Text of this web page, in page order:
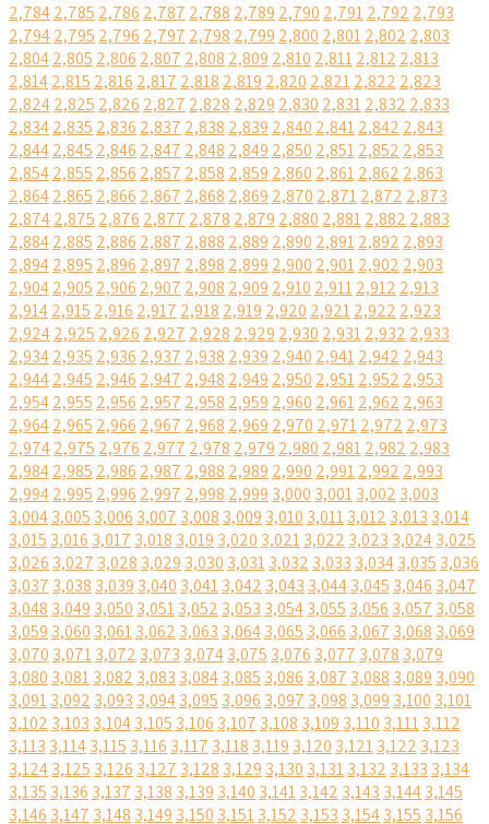
2,7842,785 2,786 2,787 2,788 2,789 2,790 2,7912,792 2,793
2,7942,795 2,796 2,797 2,798 2,799 2,800 2,8012,802 2,803
2,8042,805 2,806 2,807 2,808 2,809 2,810 2,8112,812 2,813
2,8142,815 2,816 2,817 2,818 2,819 2,820 2,8212,822 2,823
2,8242,825 2,826 2,827 2,828 2,829 2,830 2,8312,832 2,833
2,8342,835 2,836 2,837 2,838 2,839 2,840 2,8412,842 2,843
2,8442,845 2,846 2,847 2,848 2,849 2,850 2,8512,852 2,853
2,8542,855 2,856 2,857 2,858 2,859 2,860 2,8612,862 2,863
2,8642,865 2,866 2,867 2,868 2,869 2,870 2,8712,872 2,873
2,8742,875 2,876 2,877 2,878 2,879 2,880 2,8812,882 2,883
2,8842,885 2,886 2,887 2,888 2,889 2,890 2,8912,892 2,893
2,8942,895 2,896 2,897 2,898 2,899 2,900 2,9012,902 2,903
2,9042,905 2,906 2,907 2,908 2,909 2,910 2,9112,912 2,913
2,9142,915 2,916 2,917 2,918 2,919 2,920 2,9212,922 2,923
2,9242,925 2,926 2,927 2,928 2,929 2,930 2,9312,932 2,933
2,9342,935 2,936 2,937 2,938 2,939 2,940 2,9412,942 2,943
2,9442,945 2,946 2,947 2,948 2,949 2,950 2,9512,952 2,953
2,9542,955 2,956 2,957 2,958 2,959 2,960 2,9612,962 2,963
2,9642,965 2,966 2,967 2,968 2,969 2,970 2,9712,972 2,973
2,9742,975 2,976 2,977 2,978 2,979 2,980 2,9812,982 2,983
2,9842,985 2,986 2,987 2,988 2,989 2,990 2,9912,992 2,993
2,9942,995 2,996 2,997 2,998 2,999 3,000 3,0013,002 3,003
3,0043,005 3,006 3,007 3,008 3,009 3,010 3,0113,012 3,013 3,014
3,015 3,016 3,017 3,018 3,019 3,020 3,0213,022 3,023 3,0243,025
3,026 3,027 3,028 3,029 3,030 3,0313,032 3,033 3,0343,035 3,036
3,037 3,038 3,039 3,040 3,0413,042 3,043 3,0443,045 3,046 3,047
3,048 3,049 3,050 3,0513,052 3,053 3,0543,055 3,056 3,057 3,058
3,059 3,060 3,0613,062 3,063 3,0643,065 3,066 3,067 3,068 3,069
3,070 3,0713,072 3,073 3,0743,075 3,076 3,077 3,078 3,079
3,080 3,0813,082 3,083 3,0843,085 3,086 3,087 3,088 3,089 3,090
3,0913,092 3,093 3,0943,095 3,096 3,097 3,098 3,099 3,100 3,101
3,102 3,103 3,1043,105 3,106 3,107 3,108 3,109 3,110 3,1113,112
3,113 3,1143,115 3,116 3,117 3,118 3,119 3,120 3,1213,122 3,123
3,1243,125 3,126 3,127 3,128 3,129 3,130 3,1313,132 3,133 3,134
3,135 3,136 3,137 3,138 3,139 3,140 3,1413,142 3,143 3,1443,145
3,146 3,147 3,148 3,149 3,150 3,1513,152 3,153 3,1543,155 3,156